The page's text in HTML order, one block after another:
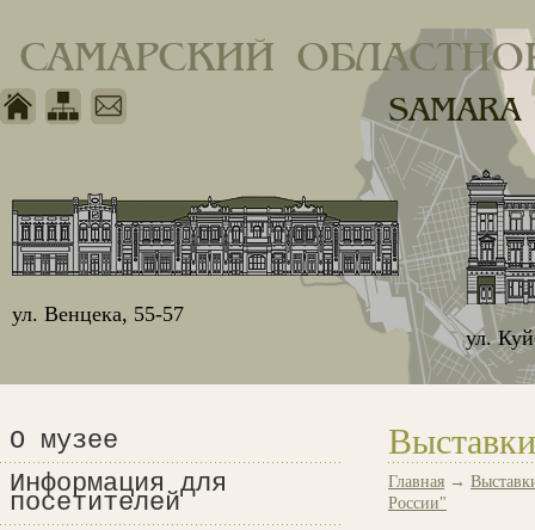
САМАРСКИЙ
ул.
ул. Венцека, 55-57
О музее
Информация для
посетителей
Главная →
России"